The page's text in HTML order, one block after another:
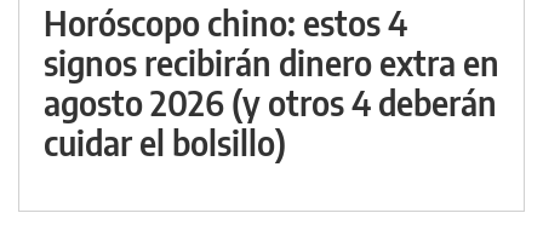
Horóscopo chino: estos 4
signos recibirán dinero extra en
agosto 2026 (y otros 4 deberán
cuidar el bolsillo)